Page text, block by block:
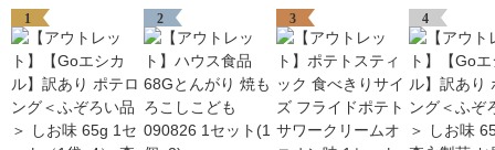
1 2 3 4